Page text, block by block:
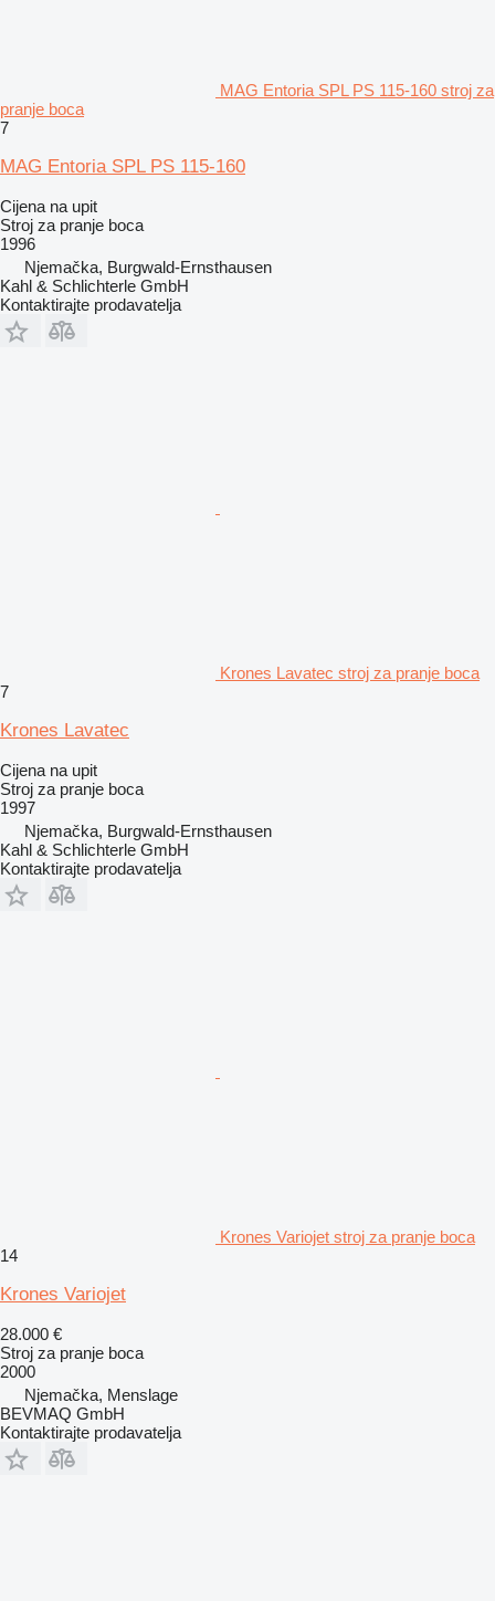
MAG Entoria SPL PS 115-160 stroj za
pranje boca
7
MAG Entoria SPL PS 115-160
Cijena na upit
Stroj za pranje boca
1996
Njemačka, Burgwald-Ernsthausen
Kahl & Schlichterle GmbH
Kontaktirajte prodavatelja
Krones Lavatec stroj za pranje boca
7
Krones Lavatec
Cijena na upit
Stroj za pranje boca
1997
Njemačka, Burgwald-Ernsthausen
Kahl & Schlichterle GmbH
Kontaktirajte prodavatelja
Krones Variojet stroj za pranje boca
14
Krones Variojet
28.000 €
Stroj za pranje boca
2000
Njemačka, Menslage
BEVMAQ GmbH
Kontaktirajte prodavatelja